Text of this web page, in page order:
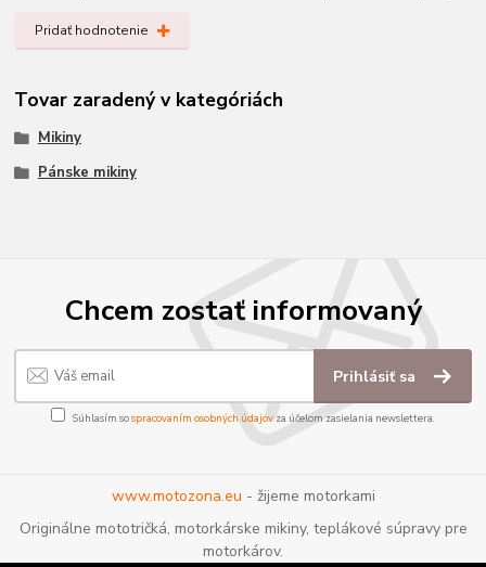
Pridať hodnotenie
Tovar zaradený v kategóriách
Mikiny
Pánske mikiny
Chcem zostať informovaný
Prihlásiť sa
Súhlasím sospracovaním osobných údajov za účelom zasielania newslettera.
www.motozona.eu - žijeme motorkami
Originálne mototričká, motorkárske mikiny, teplákové súpravy pre
motorkárov.